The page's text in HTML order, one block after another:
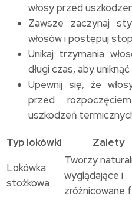
włosy przed
Zawsze zaczynaj
włosów i postępuj
Unikaj trzymania
długi czas, aby
Upewnij się, że
przed
uszkodzeń
Typ lokówki Zalety
Lokówka
stożkowa
Tworzy
wyglądające i
zróżnicowane